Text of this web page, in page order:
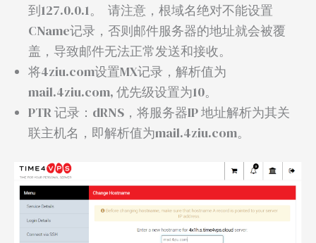
到127.0.0.1。 请注意，根域名绝对不能设置
CName记录，否则邮件服务器的地址就会被覆
盖，导致邮件无法正常发送和接收。
将4ziu.com设置MX记录，解析值为
mail.4ziu.com, 优先级设置为10。
PTR 记录：dRNS，将服务器IP 地址解析为其关
联主机名，即解析值为mail.4ziu.com。